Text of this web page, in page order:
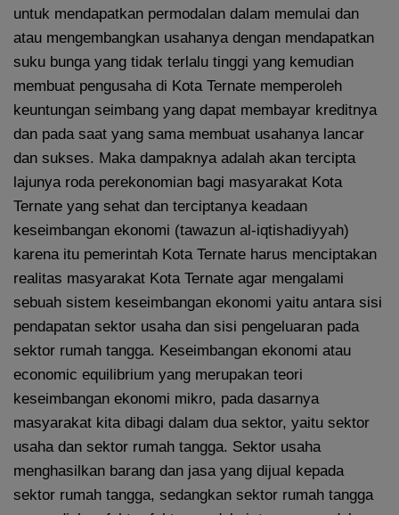
untuk mendapatkan permodalan dalam memulai dan
atau mengembangkan usahanya dengan mendapatkan
suku bunga yang tidak terlalu tinggi yang kemudian
membuat pengusaha di Kota Ternate memperoleh
keuntungan seimbang yang dapat membayar kreditnya
dan pada saat yang sama membuat usahanya lancar
dan sukses. Maka dampaknya adalah akan tercipta
lajunya roda perekonomian bagi masyarakat Kota
Ternate yang sehat dan terciptanya keadaan
keseimbangan ekonomi (tawazun al-iqtishadiyyah)
karena itu pemerintah Kota Ternate harus menciptakan
realitas masyarakat Kota Ternate agar mengalami
sebuah sistem keseimbangan ekonomi yaitu antara sisi
pendapatan sektor usaha dan sisi pengeluaran pada
sektor rumah tangga. Keseimbangan ekonomi atau
economic equilibrium yang merupakan teori
keseimbangan ekonomi mikro, pada dasarnya
masyarakat kita dibagi dalam dua sektor, yaitu sektor
usaha dan sektor rumah tangga. Sektor usaha
menghasilkan barang dan jasa yang dijual kepada
sektor rumah tangga, sedangkan sektor rumah tangga